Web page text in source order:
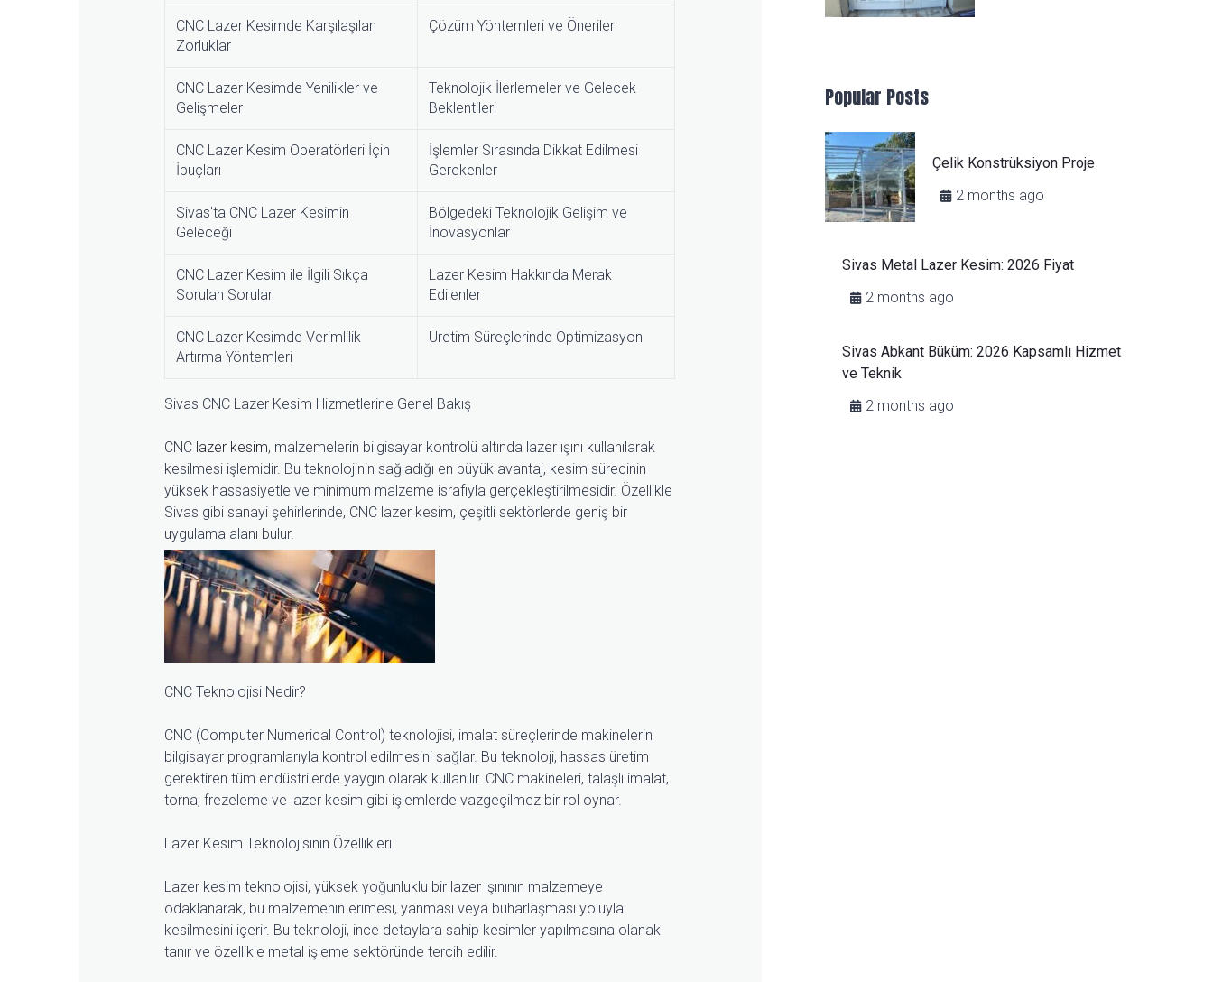
CNC Lazer Kesimde Karşılaşılan
Zorluklar
Çözüm Yöntemleri ve Öneriler
CNC Lazer Kesimde Yenilikler ve
Gelişmeler
Teknolojik İlerlemeler ve Gelecek
Beklentileri
CNC Lazer Kesim Operatörleri İçin
İpuçları
İşlemler Sırasında Dikkat Edilmesi
Gerekenler
Sivas'ta CNC Lazer Kesimin
Geleceği
Bölgedeki Teknolojik Gelişim ve
İnovasyonlar
CNC Lazer Kesim ile İlgili Sıkça
Sorulan Sorular
Lazer Kesim Hakkında Merak
Edilenler
CNC Lazer Kesimde Verimlilik
Artırma Yöntemleri
Üretim Süreçlerinde Optimizasyon
Sivas CNC Lazer Kesim Hizmetlerine Genel Bakış
CNC lazer kesim, malzemelerin bilgisayar kontrolü altında lazer ışını kullanılarak
kesilmesi işlemidir. Bu teknolojinin sağladığı en büyük avantaj, kesim sürecinin
yüksek hassasiyetle ve minimum malzeme israfıyla gerçekleştirilmesidir. Özellikle
Sivas gibi sanayi şehirlerinde, CNC lazer kesim, çeşitli sektörlerde geniş bir
uygulama alanı bulur.
CNC Teknolojisi Nedir?
CNC (Computer Numerical Control) teknolojisi, imalat süreçlerinde makinelerin
bilgisayar programlarıyla kontrol edilmesini sağlar. Bu teknoloji, hassas üretim
gerektiren tüm endüstrilerde yaygın olarak kullanılır. CNC makineleri, talaşlı imalat,
torna, frezeleme ve lazer kesim gibi işlemlerde vazgeçilmez bir rol oynar.
Lazer Kesim Teknolojisinin Özellikleri
Lazer kesim teknolojisi, yüksek yoğunluklu bir lazer ışınının malzemeye
odaklanarak, bu malzemenin erimesi, yanması veya buharlaşması yoluyla
kesilmesini içerir. Bu teknoloji, ince detaylara sahip kesimler yapılmasına olanak
tanır ve özellikle metal işleme sektöründe tercih edilir.
Popular Posts
Çelik Konstrüksiyon Proje
2 months ago
Sivas Metal Lazer Kesim: 2026 Fiyat
2 months ago
Sivas Abkant Büküm: 2026 Kapsamlı Hizmet
ve Teknik
2 months ago